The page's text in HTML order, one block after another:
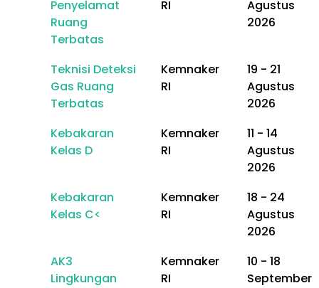
Penyelamat
Ruang
Terbatas
RI
Agustus
2026
Teknisi Deteksi
Gas Ruang
Terbatas
Kemnaker
RI
19 - 21
Agustus
2026
Kebakaran
Kelas D
Kemnaker
RI
11 - 14
Agustus
2026
Kebakaran
Kelas C<
Kemnaker
RI
18 - 24
Agustus
2026
AK3
Lingkungan
Kemnaker
RI
10 - 18
September